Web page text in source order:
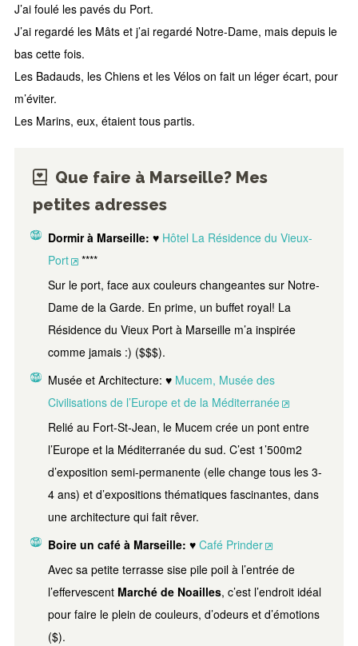
J’ai foulé les pavés du Port.
J’ai regardé les Mâts et j’ai regardé Notre-Dame, mais depuis le
bas cette fois.
Les Badauds, les Chiens et les Vélos on fait un léger écart, pour
m’éviter.
Les Marins, eux, étaient tous partis.
Que faire à Marseille? Mes
petites adresses
Dormir à Marseille: ♥ Hôtel La Résidence du Vieux-
Port ****
Sur le port, face aux couleurs changeantes sur Notre-
Dame de la Garde. En prime, un buffet royal! La
Résidence du Vieux Port à Marseille m’a inspirée
comme jamais :) ($$$).
Musée et Architecture: ♥ Mucem, Musée des
Civilisations de l’Europe et de la Méditerranée
Relié au Fort-St-Jean, le Mucem crée un pont entre
l’Europe et la Méditerranée du sud. C’est 1’500m2
d’exposition semi-permanente (elle change tous les 3-
4 ans) et d’expositions thématiques fascinantes, dans
une architecture qui fait rêver.
Boire un café à Marseille: ♥ Café Prinder
Avec sa petite terrasse sise pile poil à l’entrée de
l’effervescent Marché de Noailles, c’est l’endroit idéal
pour faire le plein de couleurs, d’odeurs et d’émotions
($).